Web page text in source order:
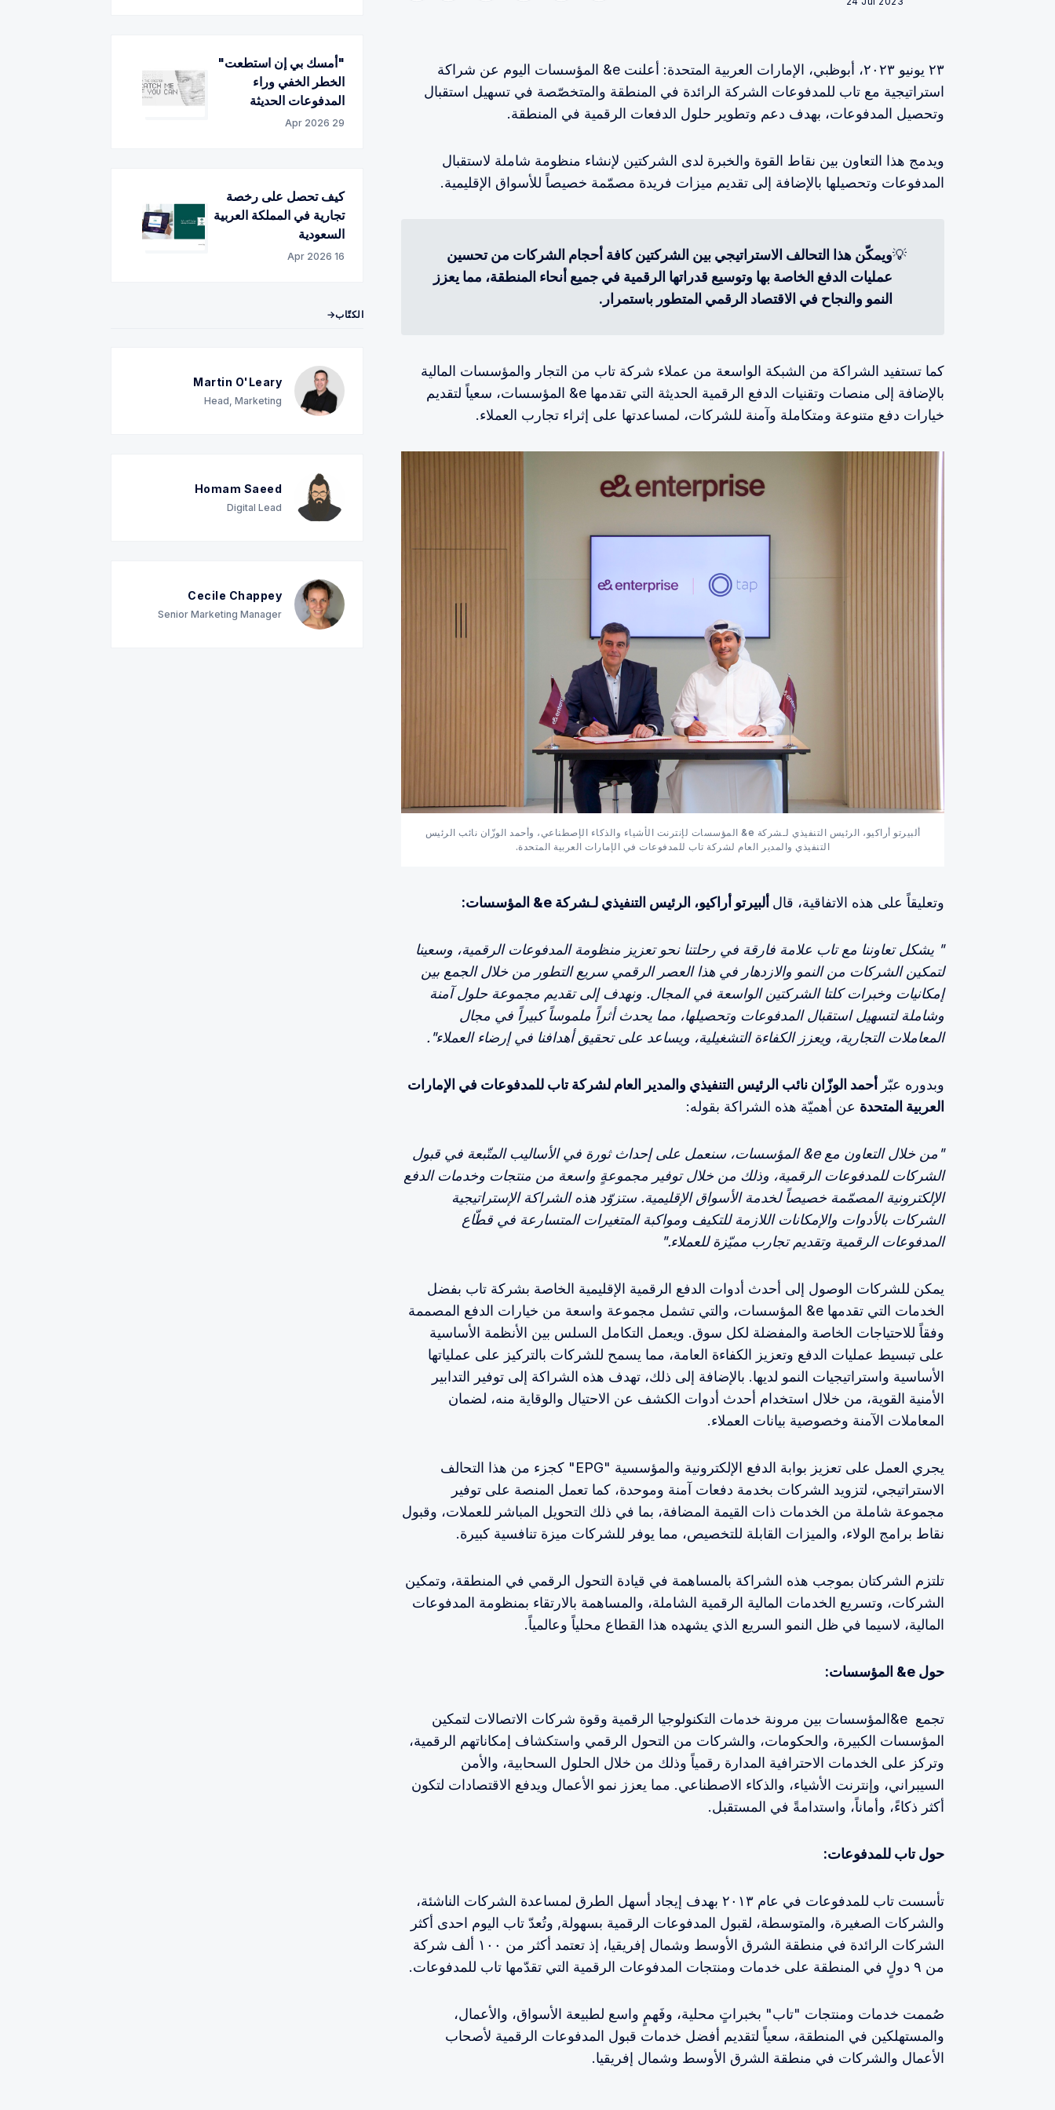
٢٣ يونيو ٢٠٢٣، أبوظبي، الإمارات العربية المتحدة: أعلنت e& المؤسسات اليوم عن شراكة
استراتيجية مع تاب للمدفوعات الشركة الرائدة في المنطقة والمتخصّصة في تسهيل استقبال
وتحصيل المدفوعات، بهدف دعم وتطوير حلول الدفعات الرقمية في المنطقة.
ويدمج هذا التعاون بين نقاط القوة والخبرة لدى الشركتين لإنشاء منظومة شاملة لاستقبال
المدفوعات وتحصيلها بالإضافة إلى تقديم ميزات فريدة مصمّمة خصيصاً للأسواق الإقليمية.
💡ويمكّن هذا التحالف الاستراتيجي بين الشركتين كافة أحجام الشركات من تحسين
عمليات الدفع الخاصة بها وتوسيع قدراتها الرقمية في جميع أنحاء المنطقة، مما يعزز
النمو والنجاح في الاقتصاد الرقمي المتطور باستمرار.
كما تستفيد الشراكة من الشبكة الواسعة من عملاء شركة تاب من التجار والمؤسسات المالية
بالإضافة إلى منصات وتقنيات الدفع الرقمية الحديثة التي تقدمها e& المؤسسات، سعياً لتقديم
خيارات دفع متنوعة ومتكاملة وآمنة للشركات، لمساعدتها على إثراء تجارب العملاء.
ألبيرتو أراكيو، الرئيس التنفيذي لـشركة e& المؤسسات لإنترنت الأشياء والذكاء الإصطناعي، وأحمد الوزّان نائب الرئيس
التنفيذي والمدير العام لشركة تاب للمدفوعات في الإمارات العربية المتحدة.
وتعليقاً على هذه الاتفاقية، قال ألبيرتو أراكيو، الرئيس التنفيذي لـشركة e& المؤسسات:
" يشكل تعاوننا مع تاب علامة فارقة في رحلتنا نحو تعزيز منظومة المدفوعات الرقمية، وسعينا
لتمكين الشركات من النمو والازدهار في هذا العصر الرقمي سريع التطور من خلال الجمع بين
إمكانيات وخبرات كلتا الشركتين الواسعة في المجال. ونهدف إلى تقديم مجموعة حلول آمنة
وشاملة لتسهيل استقبال المدفوعات وتحصيلها، مما يحدث أثراً ملموساً كبيراً في مجال
المعاملات التجارية، ويعزز الكفاءة التشغيلية، ويساعد على تحقيق أهدافنا في إرضاء العملاء".
وبدوره عبّر أحمد الوزّان نائب الرئيس التنفيذي والمدير العام لشركة تاب للمدفوعات في الإمارات
العربية المتحدة عن أهميّة هذه الشراكة بقوله:
"من خلال التعاون مع e& المؤسسات، سنعمل على إحداث ثورة في الأساليب المتّبعة في قبول
الشركات للمدفوعات الرقمية، وذلك من خلال توفير مجموعةٍ واسعة من منتجات وخدمات الدفع
الإلكترونية المصمّمة خصيصاً لخدمة الأسواق الإقليمية. ستزوّد هذه الشراكة الإستراتيجية
الشركات بالأدوات والإمكانات اللازمة للتكيف ومواكبة المتغيرات المتسارعة في قطّاع
المدفوعات الرقمية وتقديم تجارب مميّزة للعملاء."
يمكن للشركات الوصول إلى أحدث أدوات الدفع الرقمية الإقليمية الخاصة بشركة تاب بفضل
الخدمات التي تقدمها e& المؤسسات، والتي تشمل مجموعة واسعة من خيارات الدفع المصممة
وفقاً للاحتياجات الخاصة والمفضلة لكل سوق. ويعمل التكامل السلس بين الأنظمة الأساسية
على تبسيط عمليات الدفع وتعزيز الكفاءة العامة، مما يسمح للشركات بالتركيز على عملياتها
الأساسية واستراتيجيات النمو لديها. بالإضافة إلى ذلك، تهدف هذه الشراكة إلى توفير التدابير
الأمنية القوية، من خلال استخدام أحدث أدوات الكشف عن الاحتيال والوقاية منه، لضمان
المعاملات الآمنة وخصوصية بيانات العملاء.
يجري العمل على تعزيز بوابة الدفع الإلكترونية والمؤسسية "EPG" كجزء من هذا التحالف
الاستراتيجي، لتزويد الشركات بخدمة دفعات آمنة وموحدة، كما تعمل المنصة على توفير
مجموعة شاملة من الخدمات ذات القيمة المضافة، بما في ذلك التحويل المباشر للعملات، وقبول
نقاط برامج الولاء، والميزات القابلة للتخصيص، مما يوفر للشركات ميزة تنافسية كبيرة.
تلتزم الشركتان بموجب هذه الشراكة بالمساهمة في قيادة التحول الرقمي في المنطقة، وتمكين
الشركات، وتسريع الخدمات المالية الرقمية الشاملة، والمساهمة بالارتقاء بمنظومة المدفوعات
المالية، لاسيما في ظل النمو السريع الذي يشهده هذا القطاع محلياً وعالمياً.
حول e& المؤسسات:
تجمع e&المؤسسات بين مرونة خدمات التكنولوجيا الرقمية وقوة شركات الاتصالات لتمكين
المؤسسات الكبيرة، والحكومات، والشركات من التحول الرقمي واستكشاف إمكاناتهم الرقمية،
وتركز على الخدمات الاحترافية المدارة رقمياً وذلك من خلال الحلول السحابية، والأمن
السيبراني، وإنترنت الأشياء، والذكاء الاصطناعي. مما يعزز نمو الأعمال ويدفع الاقتصادات لتكون
أكثر ذكاءً، وأماناً، واستدامةً في المستقبل.
حول تاب للمدفوعات:
تأسست تاب للمدفوعات في عام ٢٠١٣ بهدف إيجاد أسهل الطرق لمساعدة الشركات الناشئة،
والشركات الصغيرة، والمتوسطة، لقبول المدفوعات الرقمية بسهولة, وتُعدّ تاب اليوم احدى أكثر
الشركات الرائدة في منطقة الشرق الأوسط وشمال إفريقيا، إذ تعتمد أكثر من ١٠٠ ألف شركة
من ٩ دولٍ في المنطقة على خدمات ومنتجات المدفوعات الرقمية التي تقدّمها تاب للمدفوعات.
صُممت خدمات ومنتجات "تاب" بخبراتٍ محلية، وفَهمٍ واسع لطبيعة الأسواق، والأعمال،
والمستهلكين في المنطقة، سعياً لتقديم أفضل خدمات قبول المدفوعات الرقمية لأصحاب
الأعمال والشركات في منطقة الشرق الأوسط وشمال إفريقيا.
"أمسك بي إن استطعت"
الخطر الخفي وراء
المدفوعات الحديثة
29 Apr 2026
كيف تحصل على رخصة
تجارية في المملكة العربية
السعودية
16 Apr 2026
الكتّاب→
Martin O'Leary
Head, Marketing
Homam Saeed
Digital Lead
Cecile Chappey
Senior Marketing Manager